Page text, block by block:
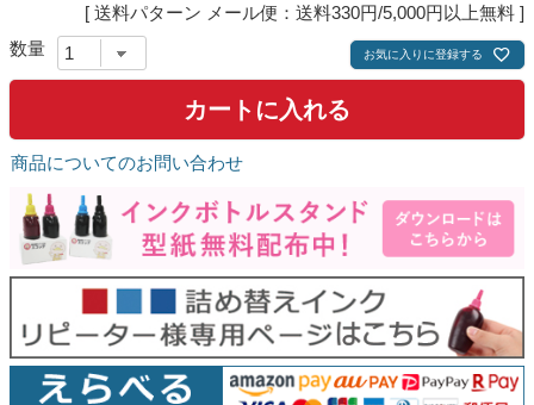
互換インクボトル
互換インクカートリッジ
再生インクカートリッジ
記事を探す
お客様の声
お店の紹介
ご利用ガイド
よくある質問
お問い合わせ
送料パターン メール便：送料330円/5,000円以上無料
お気に入りに登録する
カートに入れる
商品についてのお問い合わせ